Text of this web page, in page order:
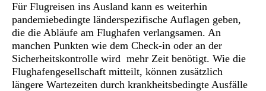
Für Flugreisen ins Ausland kann es weiterhin
pandemiebedingte länderspezifische Auflagen geben,
die die Abläufe am Flughafen verlangsamen. An
manchen Punkten wie dem Check-in oder an der
Sicherheitskontrolle wird mehr Zeit benötigt. Wie die
Flughafengesellschaft mitteilt, können zusätzlich
längere Wartezeiten durch krankheitsbedingte Ausfälle